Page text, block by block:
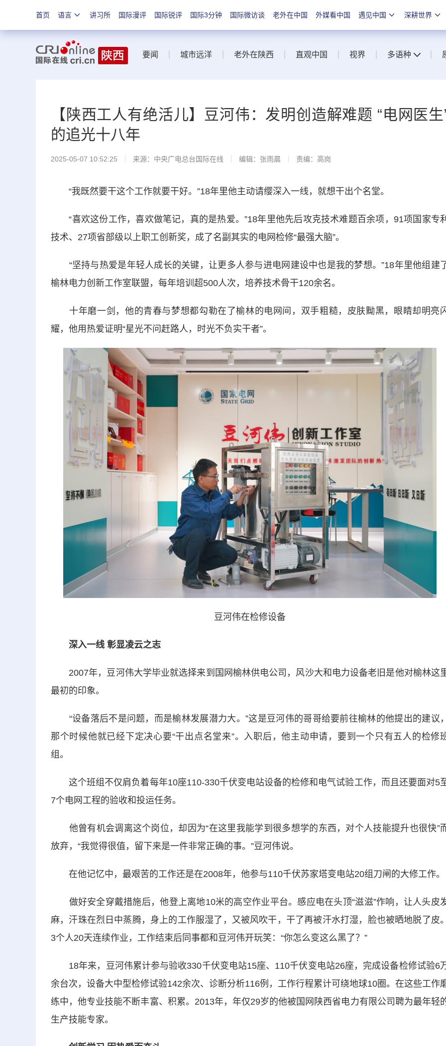
首页 语言 讲习所 国际漫评 国际锐评 国际3分钟 国际微访谈 老外在中国 外媒看中国 遇见中国 深耕世界
要闻 城市远洋 老外在陕西 直观中国 视界 多语种
【陕西工人有绝活儿】豆河伟：发明创造解难题 “电网医生
的追光十八年
2025-05-07 10:52:25 来源：中央广电总台国际在线 编辑：张雨晨 责编：高岗
“我既然要干这个工作就要干好。”18年里他主动请缨深入一线，就想干出个名堂。
“喜欢这份工作，喜欢做笔记，真的是热爱。”18年里他先后攻克技术难题百余项，91项国家专利
技术、27项省部级以上职工创新奖，成了名副其实的电网检修“最强大脑”。
“坚持与热爱是年轻人成长的关键，让更多人参与进电网建设中也是我的梦想。”18年里他组建
榆林电力创新工作室联盟，每年培训超500人次，培养技术骨干120余名。
十年磨一剑，他的青春与梦想都勾勒在了榆林的电网间，双手粗糙，皮肤黝黑，眼睛却明亮
耀，他用热爱证明“星光不问赶路人，时光不负实干者”。
豆河伟在检修设备
深入一线 彰显凌云之志
2007年，豆河伟大学毕业就选择来到国网榆林供电公司，风沙大和电力设备老旧是他对榆林这
最初的印象。
“设备落后不是问题，而是榆林发展潜力大。”这是豆河伟的哥哥给要前往榆林的他提出的建议，
那个时候他就已经下定决心要“干出点名堂来”。入职后，他主动申请，要到一个只有五人的检修
组。
这个班组不仅肩负着每年10座110-330千伏变电站设备的检修和电气试验工作，而且还要面对5
7个电网工程的验收和投运任务。
他曾有机会调离这个岗位，却因为“在这里我能学到很多想学的东西，对个人技能提升也很快”
放弃，“我觉得很值，留下来是一件非常正确的事。”豆河伟说。
在他记忆中，最艰苦的工作还是在2008年，他参与110千伏苏家塔变电站20组刀闸的大修工作。
做好安全穿戴措施后，他登上离地10米的高空作业平台。感应电在头顶“滋滋”作响，让人头皮
麻，汗珠在烈日中蒸腾，身上的工作服湿了，又被风吹干，干了再被汗水打湿，脸也被晒地脱了皮。
3个人20天连续作业，工作结束后同事都和豆河伟开玩笑：“你怎么变这么黑了？”
18年来，豆河伟累计参与验收330千伏变电站15座、110千伏变电站26座，完成设备检修试验6
余台次，设备大中型检修试验142余次、诊断分析116例，工作行程累计可绕地球10圈。在这些工作
练中，他专业技能不断丰富、积累。2013年，年仅29岁的他被国网陕西省电力有限公司聘为最年轻
生产技能专家。